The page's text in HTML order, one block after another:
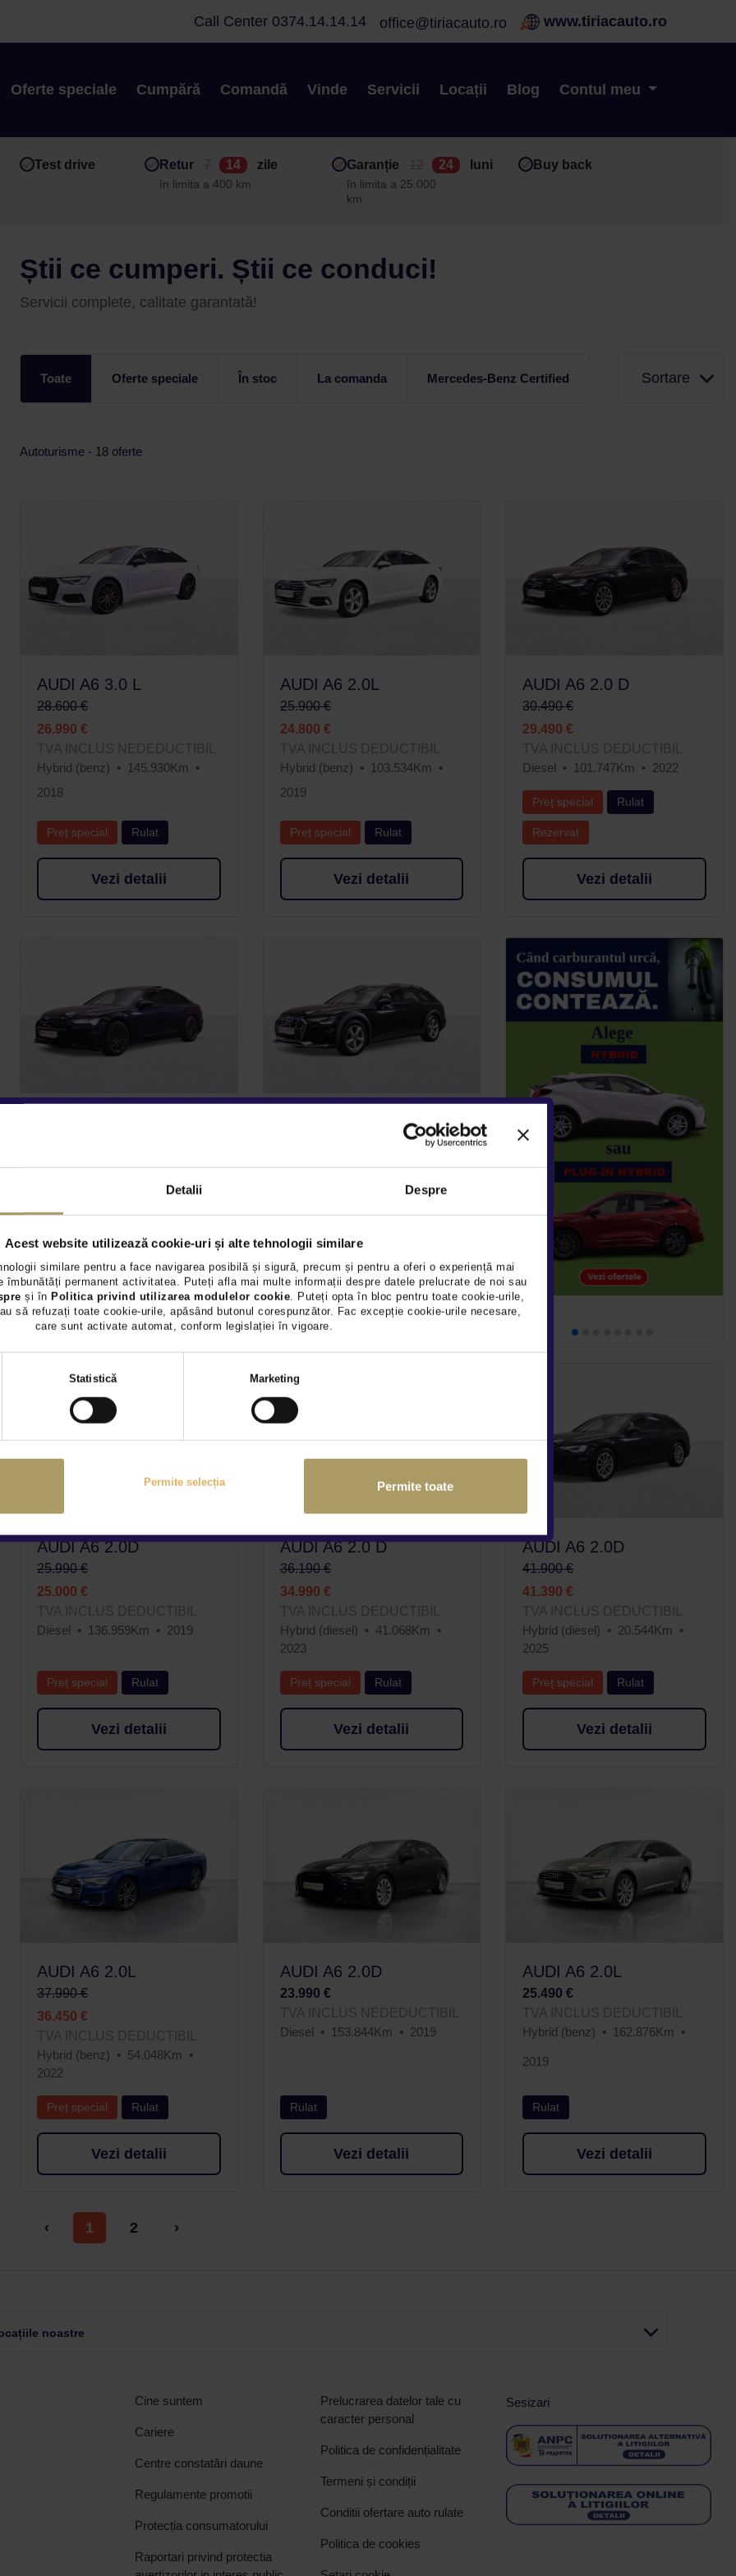
Detalii Despre
Acest website utilizează cookie-uri și alte tehnologii similare
similare pentru a face navigarea posibilă și sigură, precum și pentru a oferi o experiență mai
îmbunătăți permanent activitatea. Puteți afla mai multe informații despre datele prelucrate de noi sau
și în Politica privind utilizarea modulelor cookie. Puteți opta în bloc pentru toate cookie-urile,
să refuzați toate cookie-urile, apăsând butonul corespunzător. Fac excepție cookie-urile necesare,
care sunt activate automat, conform legislației în vigoare.
consimțământului
Statistică Marketing
Permite selecția Permite toate
Call Center 0374.14.14.14 office@tiriacauto.ro www.tiriacauto.ro
Oferte speciale Cumpără Comandă Vinde Servicii Locații Blog Contul meu
Test drive Retur 14 zile
în limita a 400 km
Garanție 24 luni
în limita a 25.000
km
Buy back
Știi ce cumperi. Știi ce conduci!
Servicii complete, calitate garantată!
Toate Oferte speciale În stoc La comanda Mercedes-Benz Certified Sortare
Autoturisme - 18 oferte
AUDI A6 3.0 L
28.600 €
26.990 €
TVA INCLUS NEDEDUCTIBIL
Hybrid (benz)
145.930Km
2018
Preț special Rulat
Vezi detalii
AUDI A6 2.0L
25.900 €
24.800 €
TVA INCLUS DEDUCTIBIL
Hybrid (benz)
103.534Km
2019
Preț special Rulat
Vezi detalii
AUDI A6 2.0 D
30.490 €
29.490 €
TVA INCLUS DEDUCTIBIL
Diesel
101.747Km 2022
Preț special Rulat
Rezervat
Vezi detalii
40.990 €
TVA INCLUS DEDUCTIBIL
Vezi detalii
28.500 €
TVA INCLUS DEDUCTIBIL
Vezi detalii
AUDI A6 2.0D
25.990 €
25.000 €
TVA INCLUS DEDUCTIBIL
Diesel
136.959Km 2019
Preț special Rulat
Vezi detalii
AUDI A6 2.0 D
36.190 €
34.990 €
TVA INCLUS DEDUCTIBIL
Hybrid (diesel)
41.068Km
2023
Preț special Rulat
Vezi detalii
AUDI A6 2.0D
41.900 €
41.390 €
TVA INCLUS DEDUCTIBIL
Hybrid (diesel)
20.544Km
2025
Preț special Rulat
Vezi detalii
AUDI A6 2.0L
37.990 €
36.450 €
TVA INCLUS DEDUCTIBIL
Hybrid (benz)
54.048Km
2022
Preț special Rulat
Vezi detalii
AUDI A6 2.0D
23.990 €
TVA INCLUS NEDEDUCTIBIL
Diesel
153.844Km 2019
Rulat
Vezi detalii
AUDI A6 2.0L
25.490 €
TVA INCLUS DEDUCTIBIL
Hybrid (benz)
162.876Km
2019
Rulat
Vezi detalii
‹ 1 2 ›
noastre
Cine suntem
Cariere
Centre constatări daune
Regulamente promotii
Protecția consumatorului
Raportari privind protectia
Prelucrarea datelor tale cu
caracter personal
Politica de confidențialitate
Termeni și condiții
Conditii ofertare auto rulate
Politica de cookies
Sesizari